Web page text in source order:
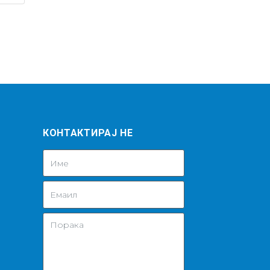
КОНТАКТИРАЈ НЕ